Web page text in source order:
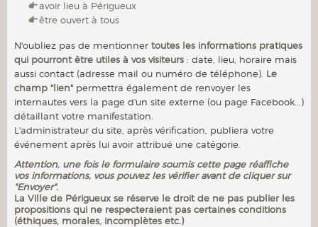
avoir lieu à Périgueux
être ouvert à tous
N'oubliez pas de mentionner toutes les informations pratiques
qui pourront être utiles à vos visiteurs : date, lieu, horaire mais
aussi contact (adresse mail ou numéro de téléphone). Le
champ "lien" permettra également de renvoyer les
internautes vers la page d'un site externe (ou page Facebook...)
détaillant votre manifestation.
L'administrateur du site, après vérification, publiera votre
événement après lui avoir attribué une catégorie.
Attention, une fois le formulaire soumis cette page réaffiche
vos informations, vous pouvez les vérifier avant de cliquer sur
"Envoyer".
La Ville de Périgueux se réserve le droit de ne pas publier les
propositions qui ne respecteraient pas certaines conditions
(éthiques, morales, incomplètes etc.)